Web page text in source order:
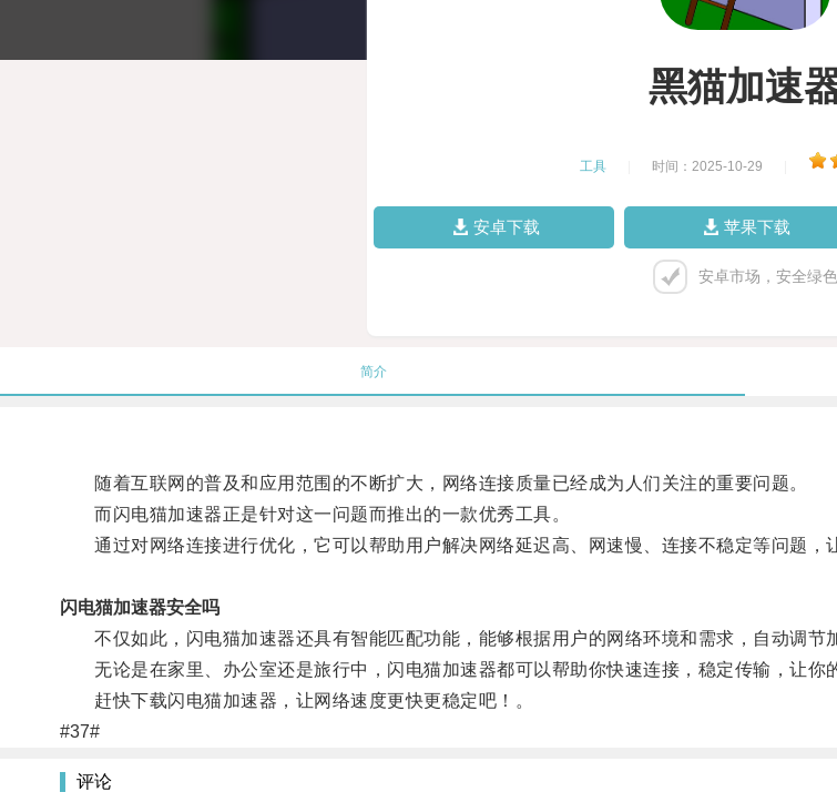
黑猫加速
工具 时间：2025-10-29
安卓下载 苹果下载
安卓市场，安全绿色
简介
随着互联网的普及和应用范围的不断扩大，网络连接质量已经成为人们关注的重要问题。
而闪电猫加速器正是针对这一问题而推出的一款优秀工具。
通过对网络连接进行优化，它可以帮助用户解决网络延迟高、网速慢、连接不稳定等问题，
闪电猫加速器安全吗
不仅如此，闪电猫加速器还具有智能匹配功能，能够根据用户的网络环境和需求，自动调节
无论是在家里、办公室还是旅行中，闪电猫加速器都可以帮助你快速连接，稳定传输，让你
赶快下载闪电猫加速器，让网络速度更快更稳定吧！。
#37#
评论